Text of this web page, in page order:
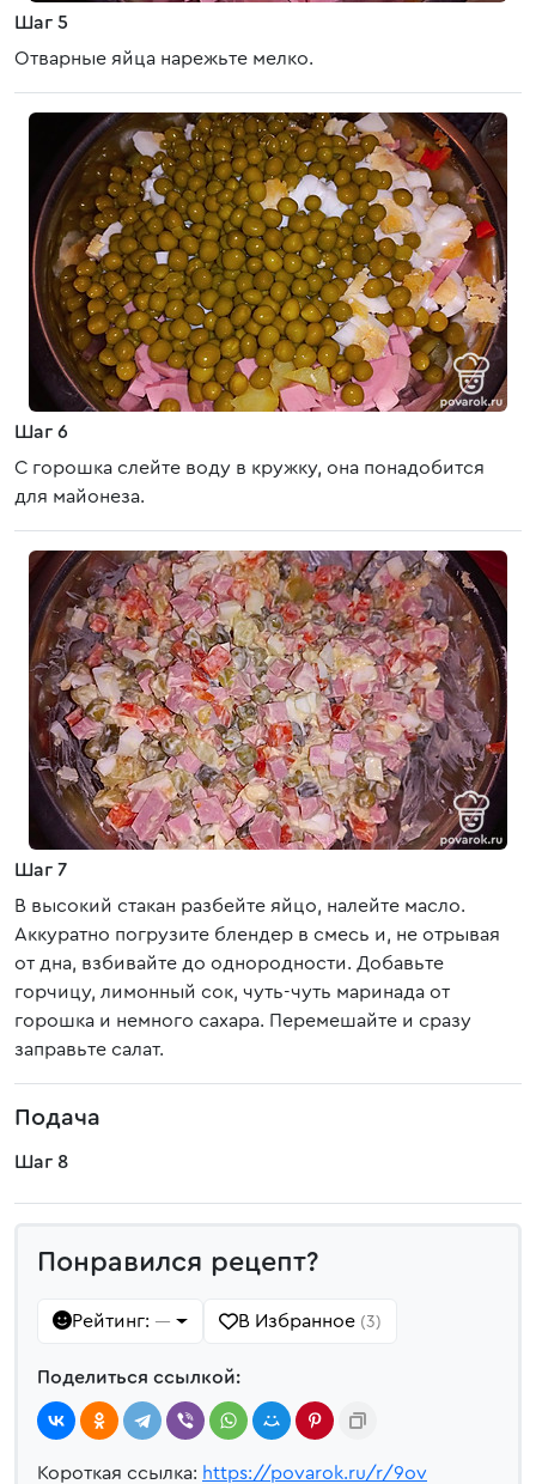
Шаг 5
Отварные яйца нарежьте мелко.
Шаг 6
С горошка слейте воду в кружку, она понадобится
для майонеза.
Шаг 7
В высокий стакан разбейте яйцо, налейте масло.
Аккуратно погрузите блендер в смесь и, не отрывая
от дна, взбивайте до однородности. Добавьте
горчицу, лимонный сок, чуть-чуть маринада от
горошка и немного сахара. Перемешайте и сразу
заправьте салат.
Подача
Шаг 8
Понравился рецепт?
Рейтинг: — В Избранное (3)
Поделиться ссылкой:
Короткая ссылка: https://povarok.ru/r/9ov